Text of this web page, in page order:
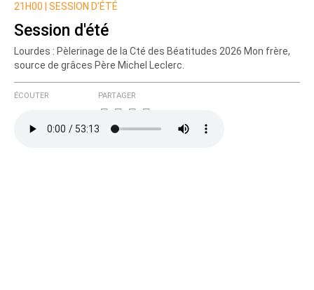
21H00 |
SESSION D’ÉTÉ
Session d'été
Lourdes : Pèlerinage de la Cté des Béatitudes 2026 Mon frère,
source de grâces Père Michel Leclerc.
ÉCOUTER PARTAGER